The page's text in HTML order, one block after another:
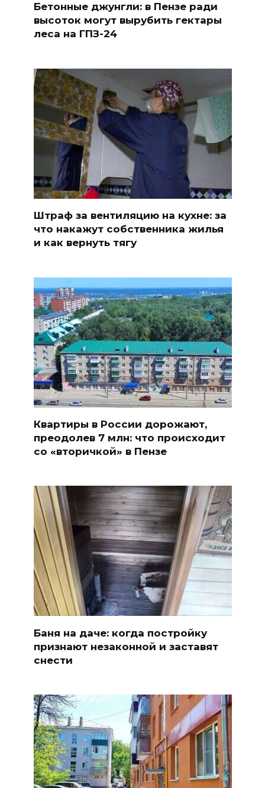
Бетонные джунгли: в Пензе ради
высоток могут вырубить гектары
леса на ГПЗ-24
Штраф за вентиляцию на кухне: за
что накажут собственника жилья
и как вернуть тягу
Квартиры в России дорожают,
преодолев 7 млн: что происходит
со «вторичкой» в Пензе
Баня на даче: когда постройку
признают незаконной и заставят
снести